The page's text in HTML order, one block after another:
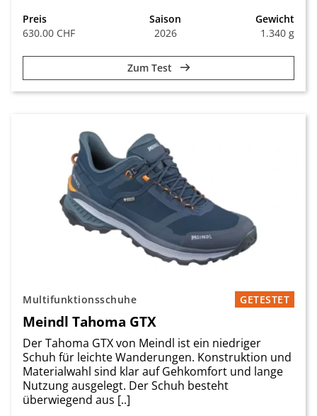
Preis
630.00 CHF
Saison
2026
Gewicht
1.340 g
Zum Test
Multifunktionsschuhe GETESTET
Meindl Tahoma GTX
Der Tahoma GTX von Meindl ist ein niedriger
Schuh für leichte Wanderungen. Konstruktion und
Materialwahl sind klar auf Gehkomfort und lange
Nutzung ausgelegt. Der Schuh besteht
überwiegend aus [..]